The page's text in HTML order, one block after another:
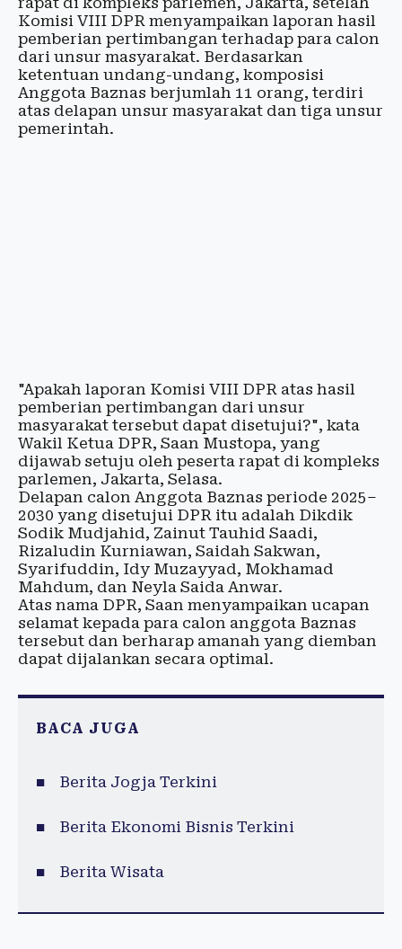
Komisi VIII DPR menyampaikan laporan hasil
pemberian pertimbangan terhadap para calon
dari unsur masyarakat. Berdasarkan
ketentuan undang-undang, komposisi
Anggota Baznas berjumlah 11 orang, terdiri
atas delapan unsur masyarakat dan tiga unsur
pemerintah.
"Apakah laporan Komisi VIII DPR atas hasil
pemberian pertimbangan dari unsur
masyarakat tersebut dapat disetujui?", kata
Wakil Ketua DPR, Saan Mustopa, yang
dijawab setuju oleh peserta rapat di kompleks
parlemen, Jakarta, Selasa.
Delapan calon Anggota Baznas periode 2025–
2030 yang disetujui DPR itu adalah Dikdik
Sodik Mudjahid, Zainut Tauhid Saadi,
Rizaludin Kurniawan, Saidah Sakwan,
Syarifuddin, Idy Muzayyad, Mokhamad
Mahdum, dan Neyla Saida Anwar.
Atas nama DPR, Saan menyampaikan ucapan
selamat kepada para calon anggota Baznas
tersebut dan berharap amanah yang diemban
dapat dijalankan secara optimal.
BACA JUGA
Berita Jogja Terkini
Berita Ekonomi Bisnis Terkini
Berita Wisata